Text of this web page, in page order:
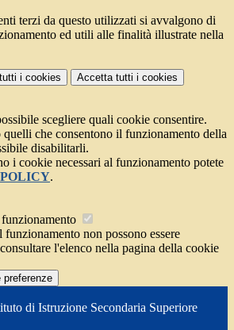
terzi da questo utilizzati si avvalgono di
ed utili alle finalità illustrate nella
i cookies Accetta tutti i cookies
scegliere quali cookie consentire.
quelli che consentono il funzionamento della
disabilitarli.
i cookie necessari al funzionamento potete
.
non possono essere
l'elenco nella pagina della cookie
preferenze
di Istruzione Secondaria Superiore